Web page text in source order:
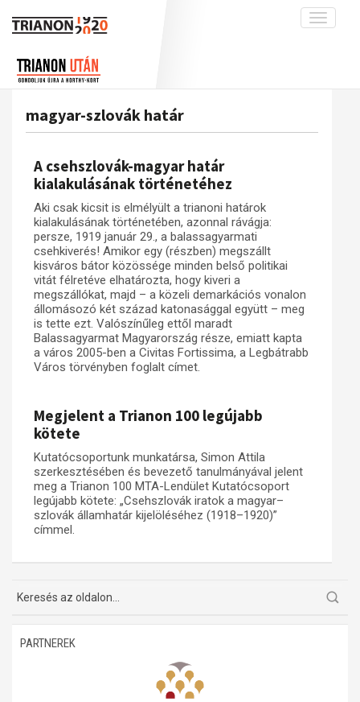
Toggle
interpretációk
A békerendszer megszilárdulása
Galéria
Adatbázis
Emlékművek (feltöltés alatt)
Menekültek
Visszhang
Publikációk
Kapcsolat
Trianon-kommentár
Dokumentumok
A trianoni szerződés
magyar-szlovák határ
A csehszlovák-magyar határ
kialakulásának történetéhez
Aki csak kicsit is elmélyült a trianoni határok
kialakulásának történetében, azonnal rávágja:
persze, 1919 január 29., a balassagyarmati
csehkiverés! Amikor egy (részben) megszállt
kisváros bátor közössége minden belső politikai
vitát félretéve elhatározta, hogy kiveri a
megszállókat, majd – a közeli demarkációs vonalon
állomásozó két század katonasággal együtt – meg
is tette ezt. Valószínűleg ettől maradt
Balassagyarmat Magyarország része, emiatt kapta
a város 2005-ben a Civitas Fortissima, a Legbátrabb
Város törvényben foglalt címet.
Megjelent a Trianon 100 legújabb
kötete
Kutatócsoportunk munkatársa, Simon Attila
szerkesztésében és bevezető tanulmányával jelent
meg a Trianon 100 MTA-Lendület Kutatócsoport
legújabb kötete: „Csehszlovák iratok a magyar–
szlovák államhatár kijelöléséhez (1918–1920)”
címmel.
PARTNEREK